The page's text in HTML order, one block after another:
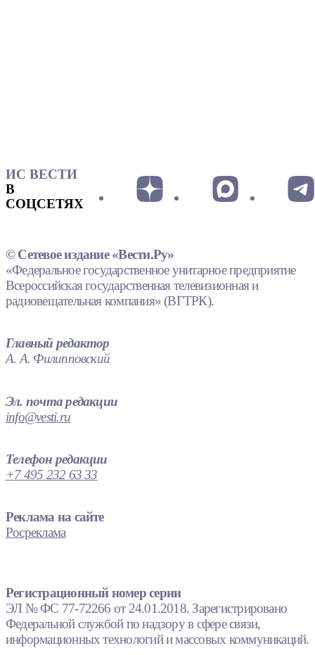
ИС ВЕСТИ
В
СОЦСЕТЯХ
© Сетевое издание «Вести.Ру»
«Федеральное государственное унитарное предприятие
Всероссийская государственная телевизионная и
радиовещательная компания» (ВГТРК).
Главный редактор
А. А. Филипповский
Эл. почта редакции
info@vesti.ru
Телефон редакции
+7 495 232 63 33
Реклама на сайте
Росреклама
Регистрационный номер серии
ЭЛ № ФС 77-72266 от 24.01.2018. Зарегистрировано
Федеральной службой по надзору в сфере связи,
информационных технологий и массовых коммуникаций.